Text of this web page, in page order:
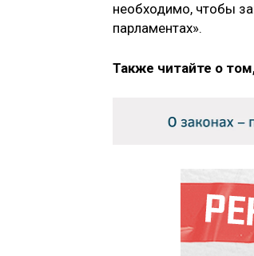
необходимо, чтобы
парламентах».
Также читайте о